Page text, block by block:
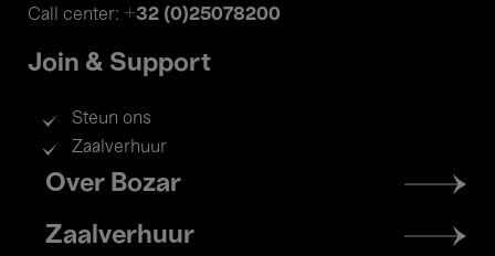
Call center: +32 (0)25078200
Join & Support
Steun ons
Zaalverhuur
Footer
menu
Over Bozar
Zaalverhuur